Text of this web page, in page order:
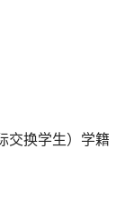
交换学生）学籍